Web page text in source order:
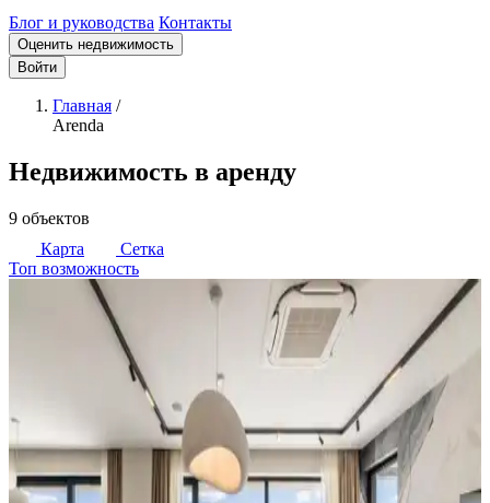
Блог и руководства Контакты
Оценить недвижимость
Войти
Главная /
Arenda
Недвижимость в аренду
9 объектов
Карта
Сетка
Топ возможность